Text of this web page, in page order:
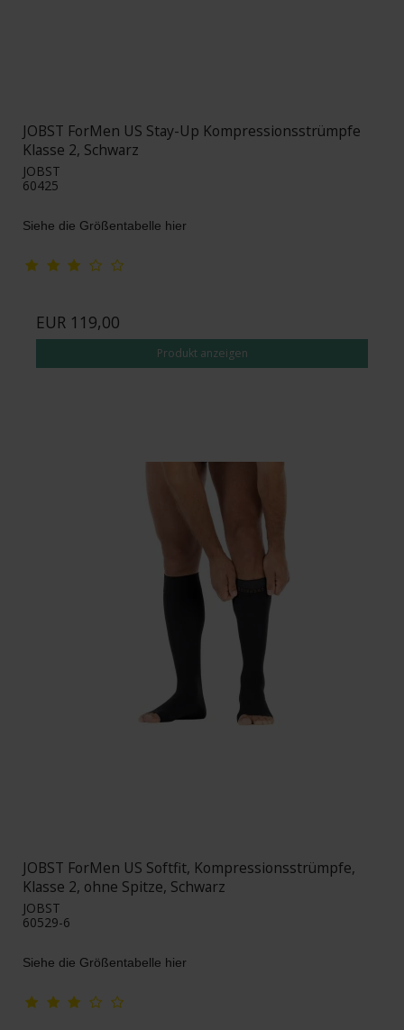
JOBST ForMen US Stay-Up Kompressionsstrümpfe
Klasse 2, Schwarz
JOBST
60425
Siehe die Größentabelle hier
EUR 119,00
Produkt anzeigen
JOBST ForMen US Softfit, Kompressionsstrümpfe,
Klasse 2, ohne Spitze, Schwarz
JOBST
60529-6
Siehe die Größentabelle hier